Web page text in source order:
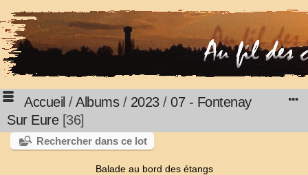
Accueil /Albums/ 2023/ 07 - Fontenay
Sur Eure 36
Rechercher dans ce lot
Balade au bord des étangs